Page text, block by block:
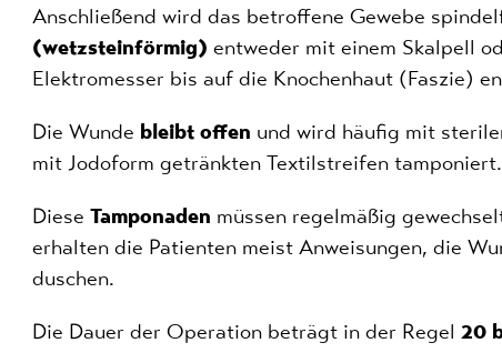
Anschließend wird das betroffene Gewebe
(wetzsteinförmig) entweder mit einem Skalpell
Elektromesser bis auf die Knochenhaut (Faszie)
Die Wunde bleibt offen und wird häufig mit
mit Jodoform getränkten Textilstreifen tamponiert.
Diese Tamponaden müssen regelmäßig
erhalten die Patienten meist Anweisungen, die
duschen.
Die Dauer der Operation beträgt in der Regel 20